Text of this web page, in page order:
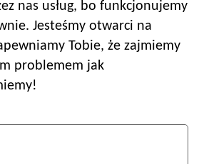
nas usług, bo funkcjonujemy
Jesteśmy otwarci na
Tobie, że zajmiemy
problemem jak